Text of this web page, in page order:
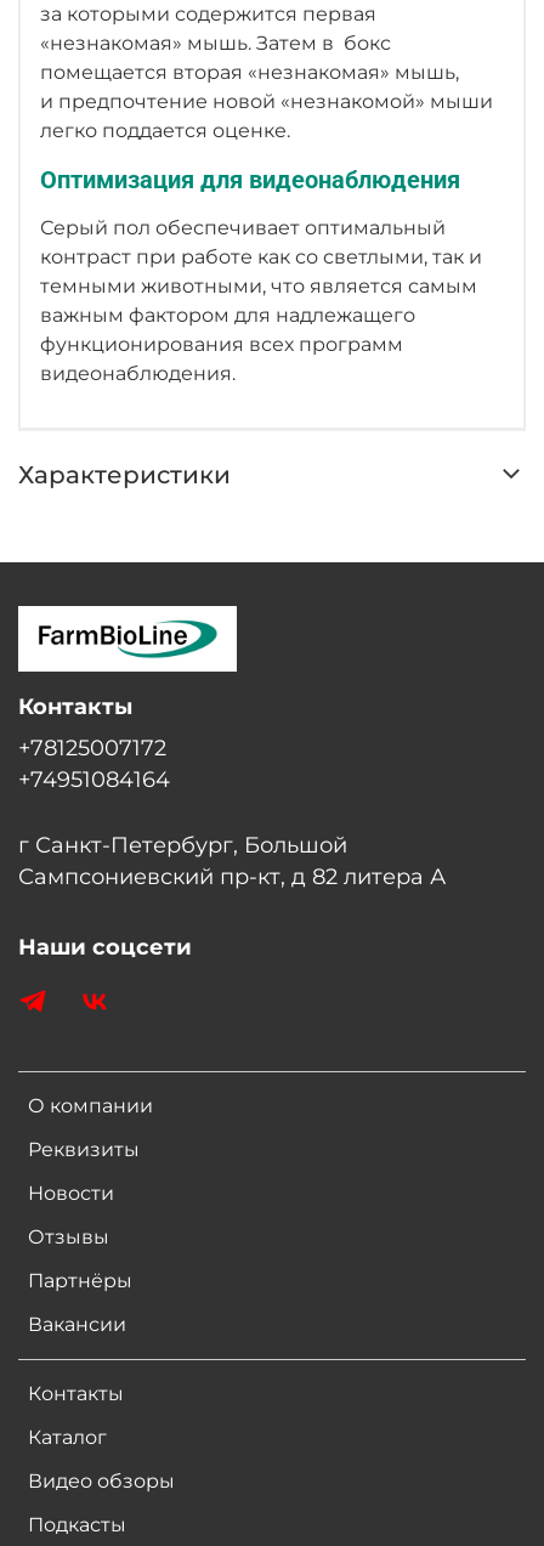
за которыми содержится первая
«незнакомая» мышь. Затем в бокс
помещается вторая «незнакомая» мышь,
и предпочтение новой «незнакомой» мыши
легко поддается оценке.
Оптимизация для видеонаблюдения
Серый пол обеспечивает оптимальный
контраст при работе как со светлыми, так и
темными животными, что является самым
важным фактором для надлежащего
функционирования всех программ
видеонаблюдения.
Характеристики
О компании
Реквизиты
Новости
Отзывы
Партнёры
Вакансии
Контакты
Каталог
Видео обзоры
Подкасты
Контакты
+78125007172
+74951084164
г Санкт-Петербург, Большой
Сампсониевский пр-кт, д 82 литера А
Наши соцсети